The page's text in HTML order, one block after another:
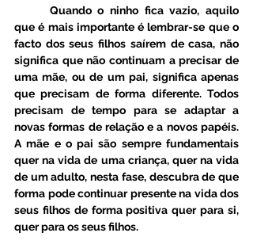
que é mais importante é lembrar-se que o
facto dos seus filhos saírem de casa, não
significa que não continuam a precisar de
uma mãe, ou de um pai, significa apenas
que precisam de forma diferente. Todos
precisam de tempo para se adaptar a
novas formas de relação e a novos papéis.
A mãe e o pai são sempre fundamentais
quer na vida de uma criança, quer na vida
de um adulto, nesta fase, descubra de que
forma pode continuar presente na vida dos
seus filhos de forma positiva quer para si,
quer para os seus filhos.